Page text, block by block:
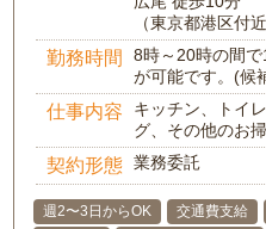
（東京都港区付近
勤務時間
8時～20時の間
が可能です。(候
仕事内容
キッチン、トイ
グ、その他のお
契約形態 業務委託
週2〜3日からOK 交通費支給